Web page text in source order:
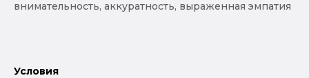
внимательность, аккуратность, выраженная эмпатия
Условия